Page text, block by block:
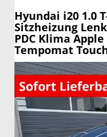
Hyundai i20 1.0
Sitzheizung
PDC Klima
Tempomat